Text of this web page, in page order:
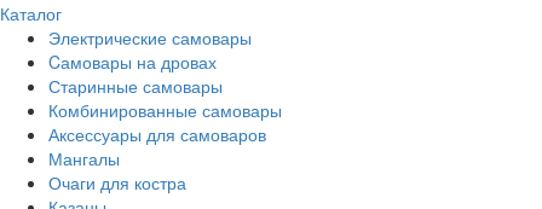
Каталог
Электрические самовары
Cамовары на дровах
Старинные самовары
Комбинированные самовары
Аксессуары для самоваров
Мангалы
Очаги для костра